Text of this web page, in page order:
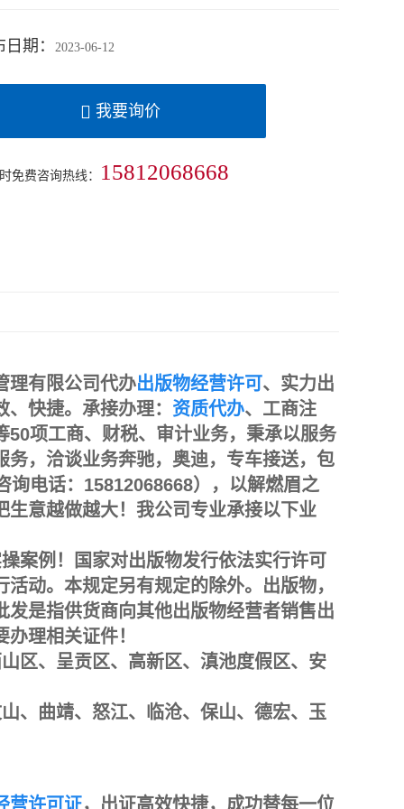
期： 2023-06-12
我要询价
免费咨询热线： 15812068668
理有限公司代办出版物经营许可、实力出
快捷。承接办理： 资质代办、工商注
50项工商、财税、审计业务，秉承以服务
，洽谈业务奔驰，奥迪，专车接送，包
询电话：15812068668），以解燃眉之
意越做越大！我公司专业承接以下业
案例！国家对出版物发行依法实行许可
动。本规定另有规定的除外。出版物，
是指供货商向其他出版物经营者销售出
理相关证件！
区、呈贡区、高新区、滇池度假区、安
、曲靖、怒江、临沧、保山、德宏、玉
营许可证，出证高效快捷，成功替每一位